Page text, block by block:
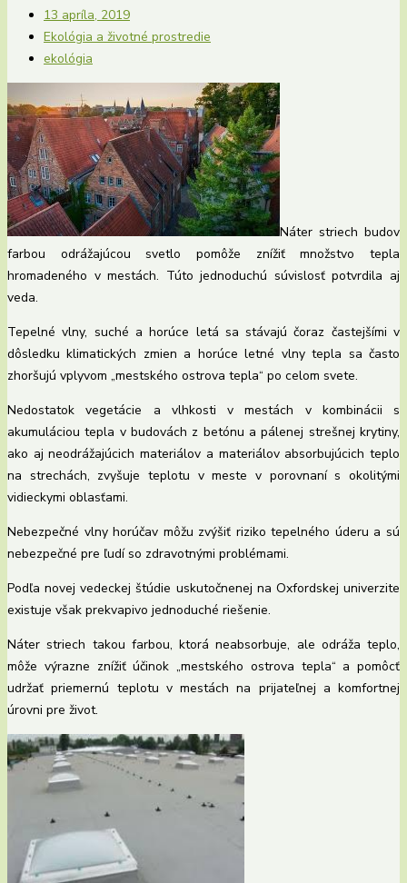
13 apríla, 2019
Ekológia a životné prostredie
ekológia
Náter striech budov
farbou odrážajúcou svetlo pomôže znížiť množstvo tepla
hromadeného v mestách. Túto jednoduchú súvislosť potvrdila aj
veda.
Tepelné vlny, suché a horúce letá sa stávajú čoraz častejšími v
dôsledku klimatických zmien a horúce letné vlny tepla sa často
zhoršujú vplyvom „mestského ostrova tepla“ po celom svete.
Nedostatok vegetácie a vlhkosti v mestách v kombinácii s
akumuláciou tepla v budovách z betónu a pálenej strešnej krytiny,
ako aj neodrážajúcich materiálov a materiálov absorbujúcich teplo
na strechách, zvyšuje teplotu v meste v porovnaní s okolitými
vidieckymi oblasťami.
Nebezpečné vlny horúčav môžu zvýšiť riziko tepelného úderu a sú
nebezpečné pre ľudí so zdravotnými problémami.
Podľa novej vedeckej štúdie uskutočnenej na Oxfordskej univerzite
existuje však prekvapivo jednoduché riešenie.
Náter striech takou farbou, ktorá neabsorbuje, ale odráža teplo,
môže výrazne znížiť účinok „mestského ostrova tepla“ a pomôcť
udržať priemernú teplotu v mestách na prijateľnej a komfortnej
úrovni pre život.